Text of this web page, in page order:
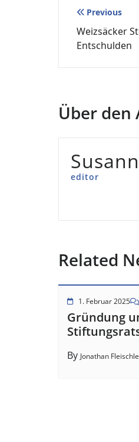
Previous
Weizsäcker
Entschulden
Über den
editor
Related
1. Februar 2025
Gründung
By Jonathan Fleischle